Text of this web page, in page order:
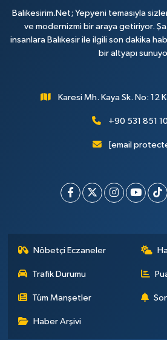
Balikesirim.Net; Yepyeni temasıyla
ve modernizmi bir araya getiriyor.
insanlara Balıkesir ile ilgili son dakika
bir altyapı
Karesi Mh. Kaya Sk. No: 12
+90 531 851
[email
Nöbetçi Eczaneler
Trafik Durumu
Tüm Manşetler
Haber Arşivi